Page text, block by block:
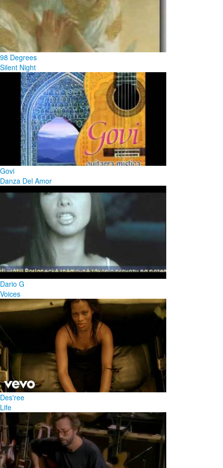
98 Degrees
Silent Night
Govi
Danza Del Amor
Dario G
Voices
Des'ree
Life